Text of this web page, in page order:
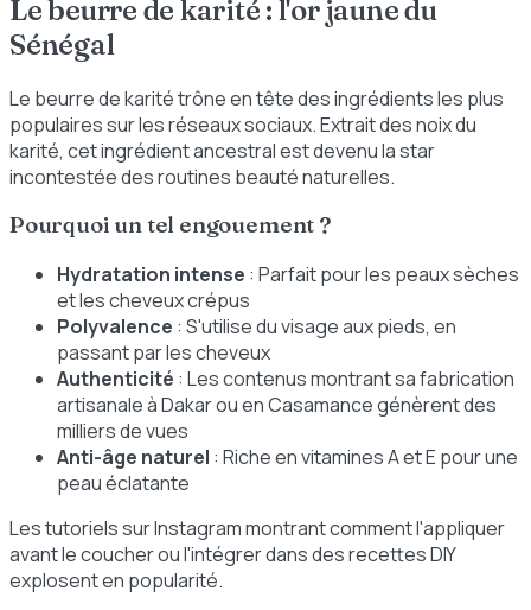
Le beurre de karité : l'or jaune du
Sénégal
Le beurre de karité trône en tête des ingrédients les plus
populaires sur les réseaux sociaux. Extrait des noix du
karité, cet ingrédient ancestral est devenu la star
incontestée des routines beauté naturelles.
Pourquoi un tel engouement ?
Hydratation intense : Parfait pour les peaux sèches
et les cheveux crépus
Polyvalence : S'utilise du visage aux pieds, en
passant par les cheveux
Authenticité : Les contenus montrant sa fabrication
artisanale à Dakar ou en Casamance génèrent des
milliers de vues
Anti-âge naturel : Riche en vitamines A et E pour une
peau éclatante
Les tutoriels sur Instagram montrant comment l'appliquer
avant le coucher ou l'intégrer dans des recettes DIY
explosent en popularité.